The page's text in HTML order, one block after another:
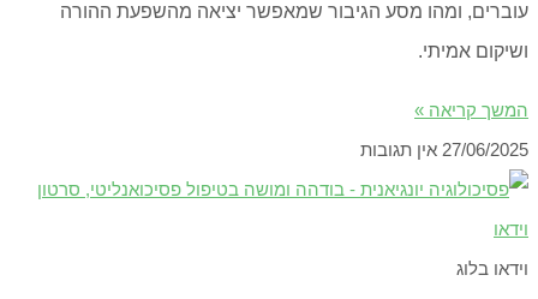
עוברים, ומהו מסע הגיבור שמאפשר יציאה מהשפעת ההורה
ושיקום אמיתי.
המשך קריאה »
27/06/2025 אין תגובות
וידאו בלוג